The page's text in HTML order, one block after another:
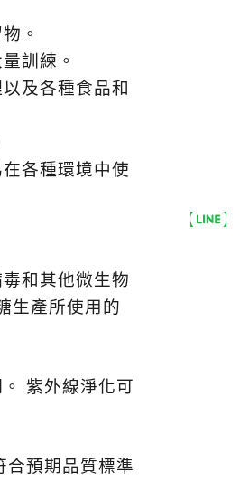
物。
訓練。
及各種食品和
在各種環境中使
和其他微生物
生產所使用的
紫外線淨化可
合預期品質標準